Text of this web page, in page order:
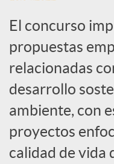
S
o
c
i
El concurso
propuestas
relacionadas
desarrollo
ambiente, con
proyectos
calidad de vida